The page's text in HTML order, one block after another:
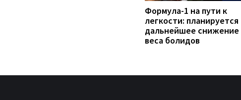
Формула-1 на пути к
легкости: планируется
дальнейшее снижение
веса болидов